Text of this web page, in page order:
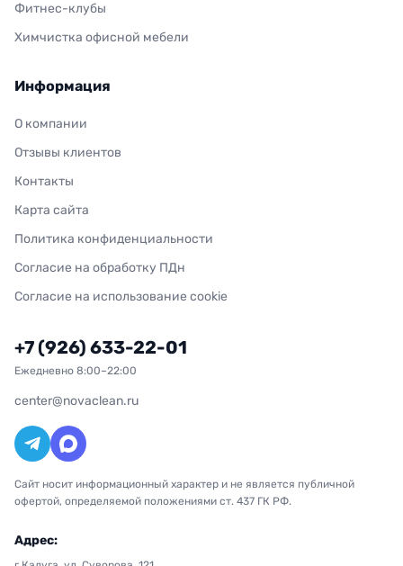
Фитнес-клубы
Химчистка офисной мебели
Информация
О компании
Отзывы клиентов
Контакты
Карта сайта
Политика конфиденциальности
Согласие на обработку ПДн
Согласие на использование cookie
+7 (926) 633-22-01
Ежедневно 8:00–22:00
center@novaclean.ru
Сайт носит информационный характер и не является публичной
офертой, определяемой положениями ст. 437 ГК РФ.
Адрес: